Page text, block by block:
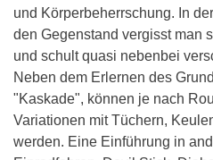
Schnupperangebote
Sportanlagen
und Körperbeherrschung. In
den Gegenstand vergisst man
und schult quasi nebenbei
Neben dem Erlernen des
"Kaskade", können je nach
Variationen mit Tüchern,
werden. Eine Einführung in